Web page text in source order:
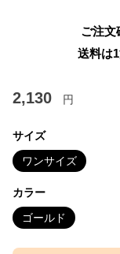
ご注文
送料は
2,130 円
サイズ
ワンサイズ
カラー
ゴールド